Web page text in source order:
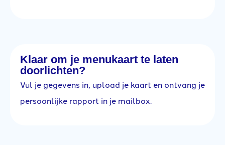
Klaar om je menukaart te laten
doorlichten?
Vul je gegevens in, upload je kaart en ontvang je
persoonlijke rapport in je mailbox.